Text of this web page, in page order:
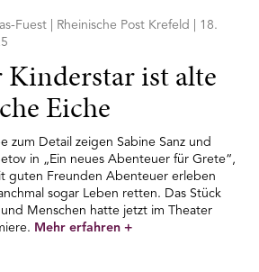
Fuest | Rheinische Post Krefeld | 18.
Kinderstar ist alte
Eiche
zum Detail zeigen Sabine Sanz und
in „Ein neues Abenteuer für Grete“,
guten Freunden Abenteuer erleben
sogar Leben retten. Das Stück
Menschen hatte jetzt im Theater
Mehr erfahren +